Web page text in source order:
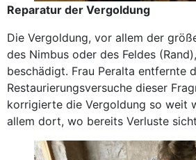
Reparatur der Vergoldung
Die Vergoldung, vor allem der
des Nimbus oder des Feldes
beschädigt. Frau Peralta entfernte
Restaurierungsversuche dieser
korrigierte die Vergoldung so weit
allem dort, wo bereits Verluste